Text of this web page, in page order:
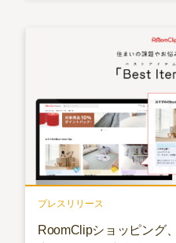
プレスリリース
RoomClipショッピング